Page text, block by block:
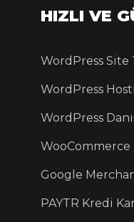
HIZLI VE
WordPress Site
WordPress
WordPress
WooCommerce
Google
PAYTR Kredi